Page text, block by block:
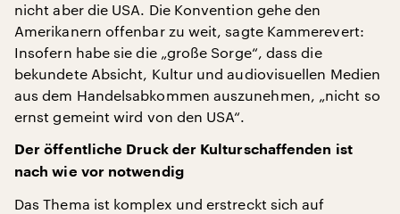
nicht aber die USA. Die Konvention gehe den
Amerikanern offenbar zu weit, sagte Kammerevert:
Insofern habe sie die „große Sorge“, dass die
bekundete Absicht, Kultur und audiovisuellen Medien
aus dem Handelsabkommen auszunehmen, „nicht so
ernst gemeint wird von den USA“.
Der öffentliche Druck der Kulturschaffenden ist
nach wie vor notwendig
Das Thema ist komplex und erstreckt sich auf